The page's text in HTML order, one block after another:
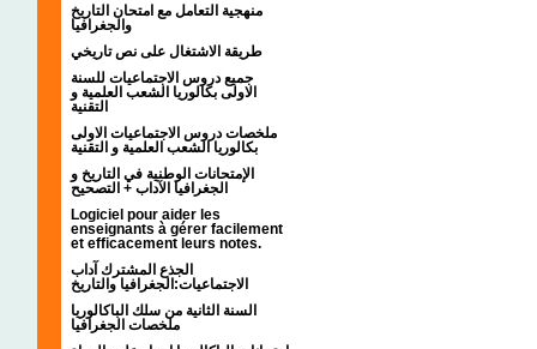
منهجية التعامل مع امتحان التاريخ
والجغرافيا
طريقة الاشتغال على نص تاريخي
جميع دروس الاجتماعيات للسنة
الاولى بكالوريا الشعب العلمية و
التقنية
ملخصات دروس الاجتماعيات الاولى
بكالوريا الشعب العلمية و التقنية
الإمتحانات الوطنية في التاريخ و
الجغرافيا الآداب + التصحيح
Logiciel pour aider les
enseignants à gérer facilement
et efficacement leurs notes.
الجذع المشترك آداب
الاجتماعيات:الجغرافيا والتاريخ
السنة الثانية من سلك الباكالوريا
ملخصات الجغرافيا